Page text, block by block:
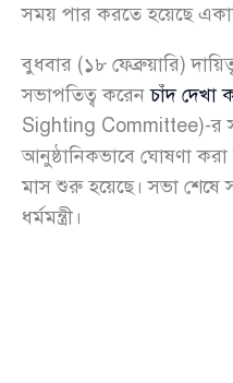
সময় পার করতে হয়েছে
বুধবার (১৮ ফেব্রুয়ারি)
সভাপতিত্ব করেনচাঁদ দেখা
Sighting Committee)-র
আনুষ্ঠানিকভাবে ঘোষণা করা
মাস শুরু হয়েছে। সভা শেষে
ধর্মমন্ত্রী।